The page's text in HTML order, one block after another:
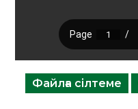
Файлға сілтеме